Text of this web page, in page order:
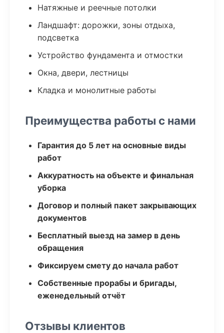
Натяжные и реечные потолки
Ландшафт: дорожки, зоны отдыха,
подсветка
Устройство фундамента и отмостки
Окна, двери, лестницы
Кладка и монолитные работы
Преимущества работы с нами
Гарантия до 5 лет на основные виды
работ
Аккуратность на объекте и финальная
уборка
Договор и полный пакет закрывающих
документов
Бесплатный выезд на замер в день
обращения
Фиксируем смету до начала работ
Собственные прорабы и бригады,
еженедельный отчёт
Отзывы клиентов